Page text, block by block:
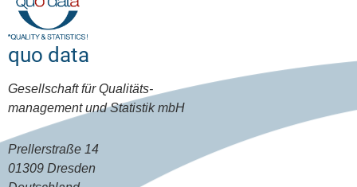
quo data
Gesellschaft für Qualitäts-
management und Statistik mbH
Prellerstraße 14
01309 Dresden